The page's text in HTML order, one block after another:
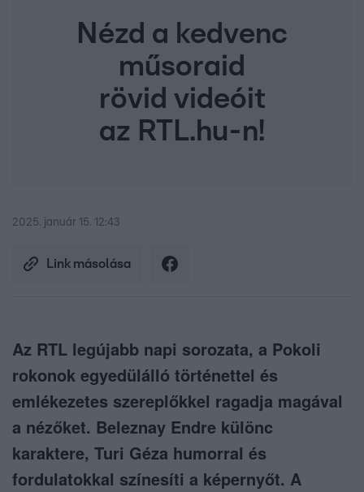
Nézd a kedvenc
műsoraid
rövid videóit
az RTL.hu-n!
2025. január 15. 12:43
Link másolása
Az RTL legújabb napi sorozata, a Pokoli
rokonok egyedülálló történettel és
emlékezetes szereplőkkel ragadja magával
a nézőket. Beleznay Endre különc
karaktere, Turi Géza humorral és
fordulatokkal színesíti a képernyőt. A